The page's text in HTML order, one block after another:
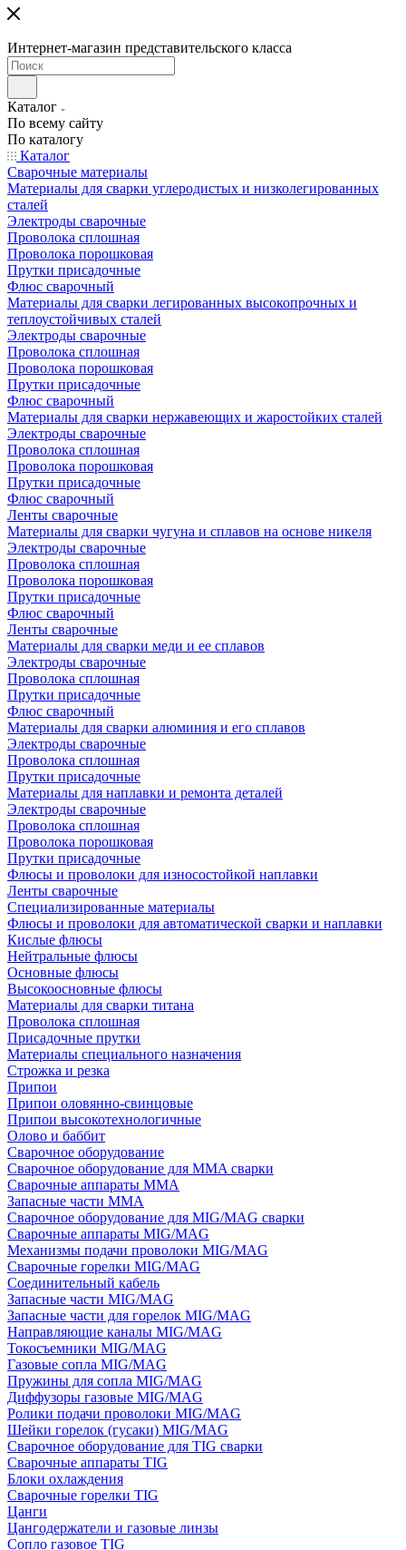
Интернет-магазин представительского класса
Каталог
По всему сайту
По каталогу
Каталог
Сварочные материалы
Материалы для сварки углеродистых и низколегированных
сталей
Электроды сварочные
Проволока сплошная
Проволока порошковая
Прутки присадочные
Флюс сварочный
Материалы для сварки легированных высокопрочных и
теплоустойчивых сталей
Электроды сварочные
Проволока сплошная
Проволока порошковая
Прутки присадочные
Флюс сварочный
Материалы для сварки нержавеющих и жаростойких сталей
Электроды сварочные
Проволока сплошная
Проволока порошковая
Прутки присадочные
Флюс сварочный
Ленты сварочные
Материалы для сварки чугуна и сплавов на основе никеля
Электроды сварочные
Проволока сплошная
Проволока порошковая
Прутки присадочные
Флюс сварочный
Ленты сварочные
Материалы для сварки меди и ее сплавов
Электроды сварочные
Проволока сплошная
Прутки присадочные
Флюс сварочный
Материалы для сварки алюминия и его сплавов
Электроды сварочные
Проволока сплошная
Прутки присадочные
Материалы для наплавки и ремонта деталей
Электроды сварочные
Проволока сплошная
Проволока порошковая
Прутки присадочные
Флюсы и проволоки для износостойкой наплавки
Ленты сварочные
Специализированные материалы
Флюсы и проволоки для автоматической сварки и наплавки
Кислые флюсы
Нейтральные флюсы
Основные флюсы
Высокоосновные флюсы
Материалы для сварки титана
Проволока сплошная
Присадочные прутки
Материалы специального назначения
Строжка и резка
Припои
Припои оловянно-свинцовые
Припои высокотехнологичные
Олово и баббит
Сварочное оборудование
Сварочное оборудование для MMA сварки
Сварочные аппараты MMA
Запасные части MMA
Сварочное оборудование для MIG/MAG сварки
Сварочные аппараты MIG/MAG
Механизмы подачи проволоки MIG/MAG
Сварочные горелки MIG/MAG
Соединительный кабель
Запасные части MIG/MAG
Запасные части для горелок MIG/MAG
Направляющие каналы MIG/MAG
Токосъемники MIG/MAG
Газовые сопла MIG/MAG
Пружины для сопла MIG/MAG
Диффузоры газовые MIG/MAG
Ролики подачи проволоки MIG/MAG
Шейки горелок (гусаки) MIG/MAG
Сварочное оборудование для TIG сварки
Сварочные аппараты TIG
Блоки охлаждения
Сварочные горелки TIG
Цанги
Цангодержатели и газовые линзы
Сопло газовое TIG